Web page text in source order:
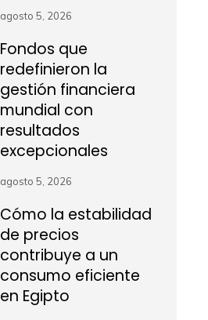
agosto 5, 2026
Fondos que
redefinieron la
gestión financiera
mundial con
resultados
excepcionales
agosto 5, 2026
Cómo la estabilidad
de precios
contribuye a un
consumo eficiente
en Egipto